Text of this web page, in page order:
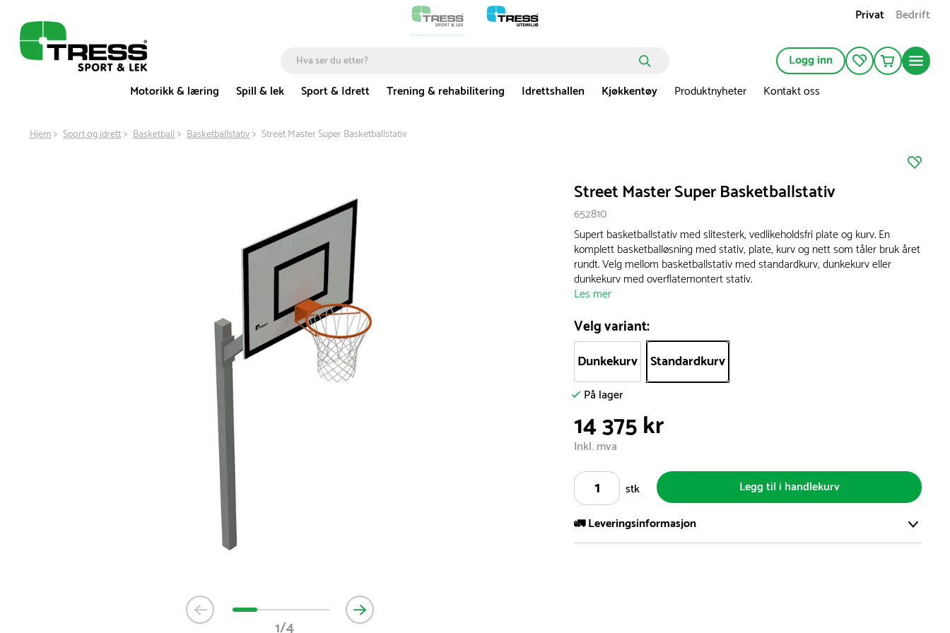
Privat Bedrift
Logg inn
Motorikk & læring
Spill & lek Sport & Idrett Trening & rehabilitering Idrettshallen Kjøkkentøy Produktnyheter Kontakt oss
Hjem Sport og idrett Basketball Basketballstativ Street Master Super Basketballstativ
1/4
Street Master Super Basketballstativ
652810
Supert basketballstativ med slitesterk, vedlikeholdsfri plate og kurv. En
komplett basketballøsning med stativ, plate, kurv og nett som tåler bruk året
rundt. Velg mellom basketballstativ med standardkurv, dunkekurv eller
dunkekurv med overflatemontert stativ.
Les mer
Velg variant:
Dunkekurv Standardkurv
På lager
14 375 kr
Inkl. mva
stk
Legg til i handlekurv
🚛 Leveringsinformasjon